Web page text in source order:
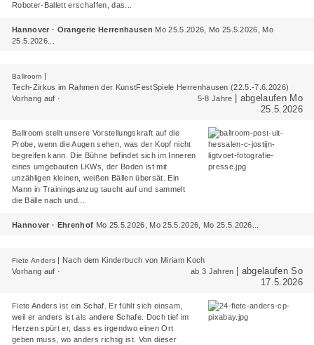
Roboter-Ballett erschaffen, das...
Hannover · Orangerie Herrenhausen Mo 25.5.2026, Mo 25.5.2026, Mo
25.5.2026...
Ballroom |
Tech-Zirkus im Rahmen der KunstFestSpiele Herrenhausen (22.5.-7.6.2026)
Vorhang auf ·
5-8 Jahre
| abgelaufen Mo
25.5.2026
Ballroom stellt unsere Vorstellungskraft auf die
Probe, wenn die Augen sehen, was der Kopf nicht
begreifen kann. Die Bühne befindet sich im Inneren
eines umgebauten LKWs, der Boden ist mit
unzähligen kleinen, weißen Bällen übersät. Ein
Mann in Trainingsanzug taucht auf und sammelt
die Bälle nach und...
Hannover · Ehrenhof Mo 25.5.2026, Mo 25.5.2026, Mo 25.5.2026...
Fiete Anders | Nach dem Kinderbuch von Miriam Koch
Vorhang auf ·
ab 3 Jahren
| abgelaufen So
17.5.2026
Fiete Anders ist ein Schaf. Er fühlt sich einsam,
weil er anders ist als andere Schafe. Doch tief im
Herzen spürt er, dass es irgendwo einen Ort
geben muss, wo anders richtig ist. Von dieser